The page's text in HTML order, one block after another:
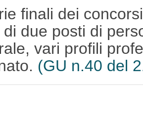
finali dei
due posti di
vari profili
(GU n.40 del